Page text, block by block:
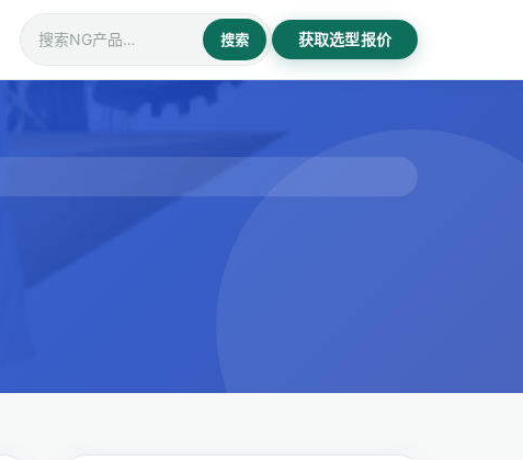
搜索 获取选型报价